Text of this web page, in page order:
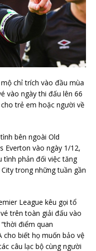
chỉ trích vào đầu mùa
vào ngày thi đấu lên 66
trẻ em hoặc người về
bên ngoài Old
Everton vào ngày 1/12,
tình phản đối việc tăng
trong những tuần gần
League kêu gọi tổ
trên toàn giải đấu vào
điểm quan
cho biết họ muốn bảo vệ
câu lạc bộ cùng người